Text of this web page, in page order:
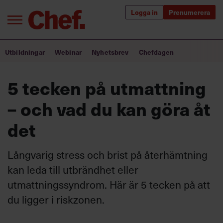
Logga in Prenumerera
Annonsera
Om oss
Kontakta oss
Bra ledare förändrar världen
Innehåll från Chef
Utbildning för ledare
Chefakademin+
Populära utbildningar
Utbildningar Webinar Nyhetsbrev Chefdagen
5 tecken på utmattning
– och vad du kan göra åt
det
Långvarig stress och brist på återhämtning
kan leda till utbrändhet eller
utmattningssyndrom. Här är 5 tecken på att
du ligger i riskzonen.